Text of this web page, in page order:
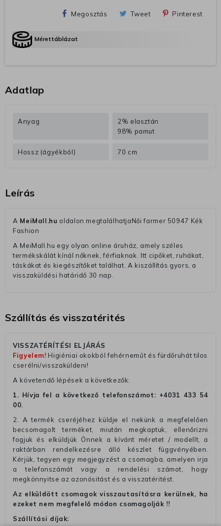
Megosztás Tweet Pinterest
Mérettáblázat
Adatlap
Anyag
2% elasztán
98% pamut
Hossz (ágyékból) 70 cm
Leírás
A MeiMall.hu oldalon megtalálhatjaNői farmer 50947 Kék
Fashion
A MeiMall.hu egy olyan online áruház, amely széles
termékskálát kínál nőknek, férfiaknak. Itt cipőket, ruhákat,
táskákat és kiegészítőket találhat. A kiszállítás gyors, a
visszaküldési határidő 30 nap.
Szállítás és visszatérités
VISSZATÉRÍTÉSI ELJÁRÁS
Figyelem! Higiéniai okokból fehérneműt és fürdőruhát tilos
cserélni/visszaküldeni!
A követendő lépések a következők:
1. Hívja fel a következő telefonszámot: +4031 433 54
00.
2. A termék cseréjéhez küldje el nekünk a megfelelően
becsomagolt terméket, miután megkaptuk, ellenőrizni
fogjuk és elküldjük Önnek a kívánt méretet / modellt, a
raktárban rendelkezésre álló készlet függvényében.
Kérjük, tegyen egy megjegyzést a csomagba, amelyen irja
a telefonszámát vagy a rendelési számot, hogy
megkönnyitse az azonósitást és a visszatéritést.
Az elküldött csomagok visszautasításra kerülnek, ha
ezeket nem megfelelő módon csomagolják !!
Szállítási díjak: